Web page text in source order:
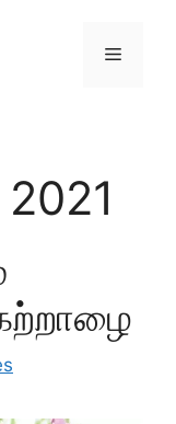
Menu